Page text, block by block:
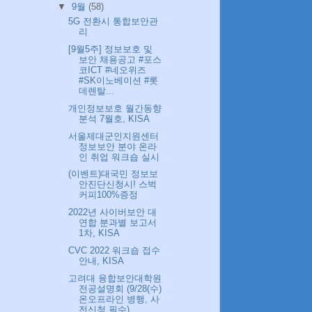
▼ 9월 (58)
5G 전환시 통합보안관
리
[9월5주] 정보보호 및
보안 채용공고 #포스
코ICT #네오위즈
#SK이노베이션 #롯
데렌탈...
개인정보보호 월간동향
분석 7월호, KISA
서울제대군인지원센터
정보보안 분야 온라
인 취업 워크숍 실시
(이벤트)대국민 정보보
안진단신청시! 스벅
커피100%증정
2022년 사이버보안 대
연합 분과별 보고서
1차, KISA
CVC 2022 워크숍 접수
안내, KISA
고려대 융합보안대학원
전공설명회 (9/28(수)
온오프라인 병행, 사
전신청 필수)